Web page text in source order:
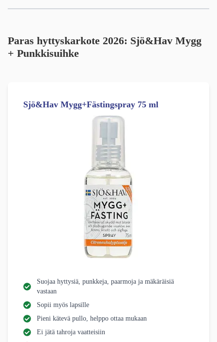
Paras hyttyskarkote 2026: Sjö&Hav Mygg
+ Punkkisuihke
Sjö&Hav Mygg+Fästingspray 75 ml
Suojaa hyttysiä, punkkeja, paarmoja ja mäkäräisiä
vastaan
Sopii myös lapsille
Pieni kätevä pullo, helppo ottaa mukaan
Ei jätä tahroja vaatteisiin